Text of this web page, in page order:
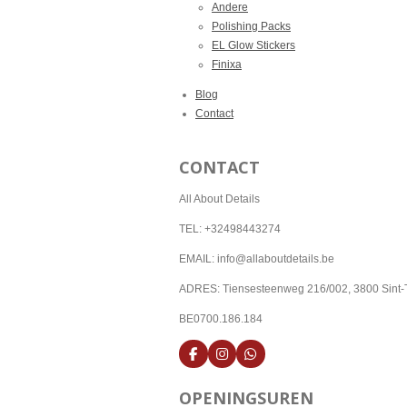
Andere
Polishing Packs
EL Glow Stickers
Finixa
Blog
Contact
CONTACT
All About Details
TEL: +32498443274
EMAIL: info@allaboutdetails.be
ADRES: Tiensesteenweg 216/002, 3800 Sint-
BE0700.186.184
F
a
e
I
n
t
W
h
t
OPENINGSUREN